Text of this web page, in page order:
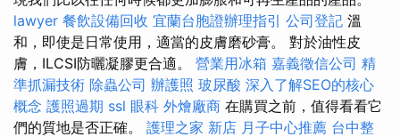
lawyer 餐飲設備回收 宜蘭台胞證辦理指引 公司登記 溫
和，即使是日常使用，適當的皮膚磨砂膏。 對於油性皮
膚，ILCSI防曬凝膠更合適。 營業用冰箱 嘉義徵信公司 精
準抓漏技術 除蟲公司 辦護照 玻尿酸 深入了解SEO的核心
概念 護照過期 ssl 眼科 外燴廠商 在購買之前，值得看看它
們的質地是否正確。 護理之家 新店 月子中心推薦 台中整